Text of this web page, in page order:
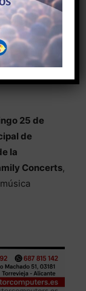
el éxito
y la
con la
25 de
de
la
Concerts,